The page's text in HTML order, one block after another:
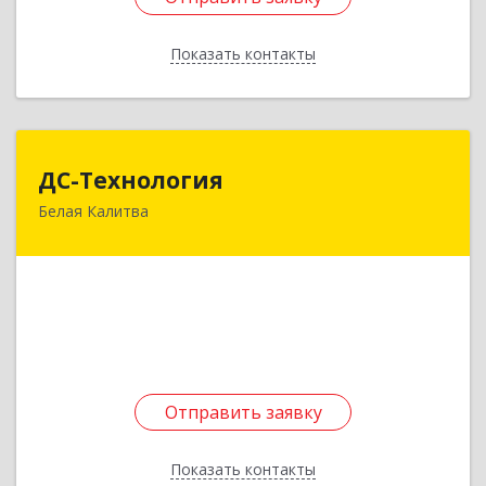
Показать контакты
Назад
ДС-Технология
Белая Калитва
Отправить заявку
Показать контакты
347045, Ростовская обл, Белокалитвинский р-н,
Отправить заявку
Назад